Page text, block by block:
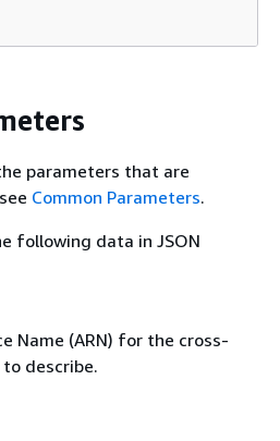
parameters that are
Common Parameters.
following data in JSON
Name (ARN) for the cross-
describe.